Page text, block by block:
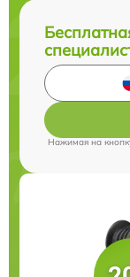
Нажимая на